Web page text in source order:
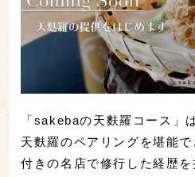
「sakebaの天麩羅コース」
天麩羅のペアリングを堪能
付きの名店で修行した経歴